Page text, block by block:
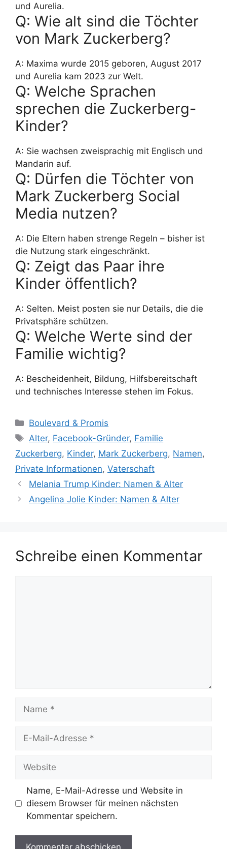
und Aurelia.
Q: Wie alt sind die Töchter
von Mark Zuckerberg?
A: Maxima wurde 2015 geboren, August 2017
und Aurelia kam 2023 zur Welt.
Q: Welche Sprachen
sprechen die Zuckerberg-
Kinder?
A: Sie wachsen zweisprachig mit Englisch und
Mandarin auf.
Q: Dürfen die Töchter von
Mark Zuckerberg Social
Media nutzen?
A: Die Eltern haben strenge Regeln – bisher ist
die Nutzung stark eingeschränkt.
Q: Zeigt das Paar ihre
Kinder öffentlich?
A: Selten. Meist posten sie nur Details, die die
Privatsphäre schützen.
Q: Welche Werte sind der
Familie wichtig?
A: Bescheidenheit, Bildung, Hilfsbereitschaft
und technisches Interesse stehen im Fokus.
Kategorien
Boulevard & Promis
Schlagwörter
Alter, Facebook-Gründer, Familie
Zuckerberg, Kinder, Mark Zuckerberg, Namen,
Private Informationen, Vaterschaft
Melania Trump Kinder: Namen & Alter
Angelina Jolie Kinder: Namen & Alter
Schreibe einen Kommentar
Mail-
Name, E-Mail-Adresse und Website in
diesem Browser für meinen nächsten
Kommentar speichern.